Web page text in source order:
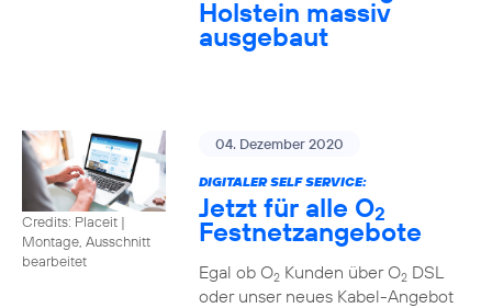
Holstein massiv
ausgebaut
Credits: Placeit |
Montage, Ausschnitt
bearbeitet
04. Dezember 2020
DIGITALER SELF SERVICE:
Jetzt für alle O2
Festnetzangebote
Egal ob O2Kunden über O2DSL
oder unser neues Kabel-Angebot